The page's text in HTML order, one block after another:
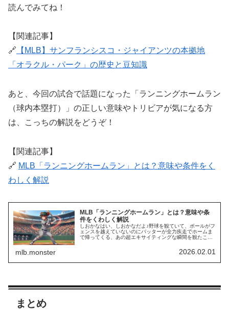
読んでみてね！
【関連記事】
🔗 【MLB】サンフランシスコ・ジャイアンツの本拠地
「オラクル・パーク」の歴史と豆知識
あと、今回の試合で話題になった「ランニングホームラン
（球内本塁打）」の正しい意味やトリビアが気になる方
は、こっちの解説をどうぞ！
【関連記事】
🔗 MLB「ランニングホームラン」とは？意味や条件をく
わしく解説
MLB「ランニングホームラン」とは？意味や条
件をくわしく解説
しおかなはい、しおかなだよ♪野球を観ていて、ボールがフ
ェンスを越えていないのにバッターが全力疾走でホームま
で帰ってくる、あの超エキサイティングな瞬間を観たこと
mlb.monster 2026.02.01
まとめ